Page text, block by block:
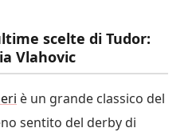
scelte di Tudor:
Vlahovic
è un grande classico del
sentito del derby di